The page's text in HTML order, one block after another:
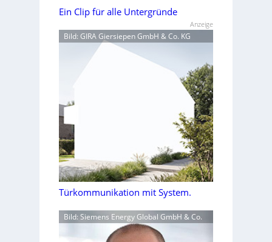
Ein Clip für alle Untergründe
Anzeige
Bild: GIRA Giersiepen GmbH & Co. KG
Türkommunikation mit System.
Bild: Siemens Energy Global GmbH & Co.